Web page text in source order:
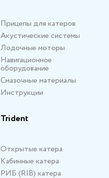
Прицепы для катеров
Акустические системы
Лодочные моторы
Навигационное
оборудование
Смазочные материалы
Инструкции
Trident
Открытые катера
Кабинные катера
РИБ (RIB) катера